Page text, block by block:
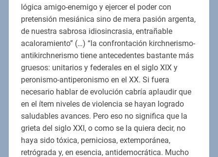
lógica amigo-enemigo y ejercer el poder con
pretensión mesiánica sino de mera pasión argenta,
de nuestra sabrosa idiosincrasia, entrañable
acaloramiento” (…) “la confrontación kirchnerismo-
antikirchnerismo tiene antecedentes bastante más
gruesos: unitarios y federales en el siglo XIX y
peronismo-antiperonismo en el XX. Si fuera
necesario hablar de evolución cabría aplaudir que
en el ítem niveles de violencia se hayan logrado
saludables avances. Pero eso no significa que la
grieta del siglo XXI, o como se la quiera decir, no
haya sido tóxica, perniciosa, extemporánea,
retrógrada y, en esencia, antidemocrática. Mucho